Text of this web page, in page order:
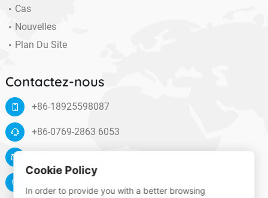
Cas
Nouvelles
Plan Du Site
Contactez-nous
+86-18925598087
+86-0769-2863 6053
Cookie Policy
In order to provide you with a better browsing